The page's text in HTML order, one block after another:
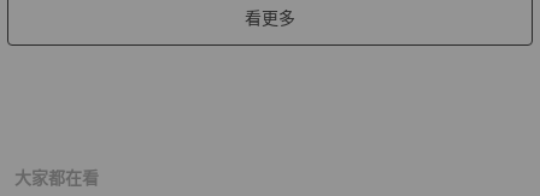
看更多
大家都在看